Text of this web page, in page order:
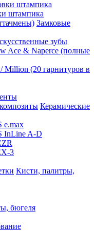
штампика
Замковые
зубы
Ace & Naperce (полные
Million (20 гарнитуров в
Керамические
e.max
InLine A-D
3
Кисти, палитры,
бюгеля